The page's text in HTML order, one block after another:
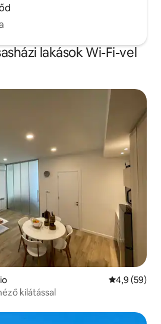
lakások Wi-Fi-vel
Átlagos
4,9 (59)
kilátással